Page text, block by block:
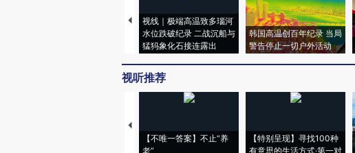
视线｜极端高温致多瑙河
水位跌破纪录 二战沉船与
猛犸象化石接连露出
韩国高温创百年纪录 当局
警告停止一切户外活动
视听推荐
【不唯一答案】不止“养
老”
【特别呈现】寻找100种
有意思的生活方式·第一对